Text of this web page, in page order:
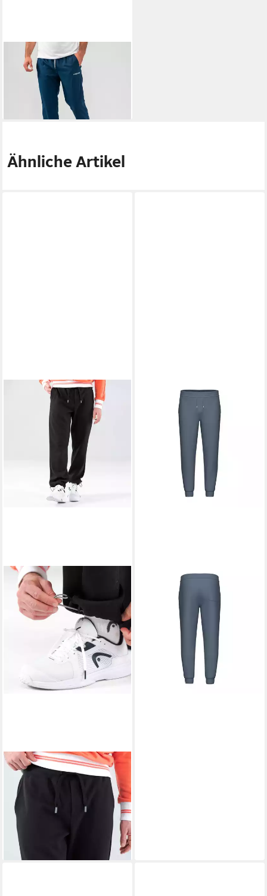
HEAD
Jogginghose CLUB Pants
55,00 €
lieferbar - in 2-3 Werktagen bei dir
Ähnliche Artikel
HEAD
Sporthose Cargo Pant
(Polyester/Baumwolle) lang
schwarz Herren
76,89 €
-45%
lieferbar - in 2-3 Werktagen bei dir
Sporthose Sweat Motion Pant
(Bio-Baumwolle) 2026 lang
grau Herren
UVP 90,00 €
lieferbar - in 2-3 Werktagen bei dir